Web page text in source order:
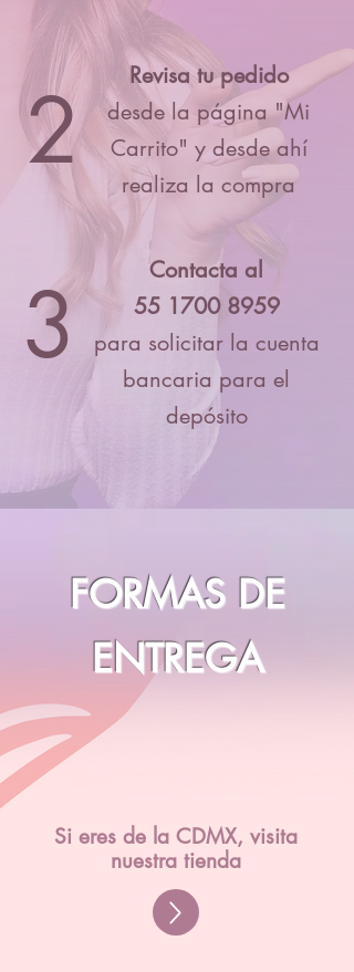
2
Revisa tu pedido
desde la página "Mi
Carrito" y desde ahí
realiza la compra
3
Contacta al
55 1700 8959
para solicitar la cuenta
bancaria para el
depósito
FORMAS DE
ENTREGA
Si eres de la CDMX, visita
nuestra tienda